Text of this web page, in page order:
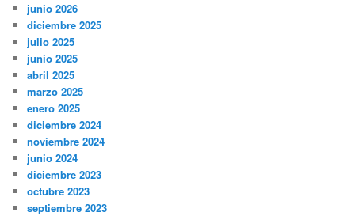
junio 2026
diciembre 2025
julio 2025
junio 2025
abril 2025
marzo 2025
enero 2025
diciembre 2024
noviembre 2024
junio 2024
diciembre 2023
octubre 2023
septiembre 2023